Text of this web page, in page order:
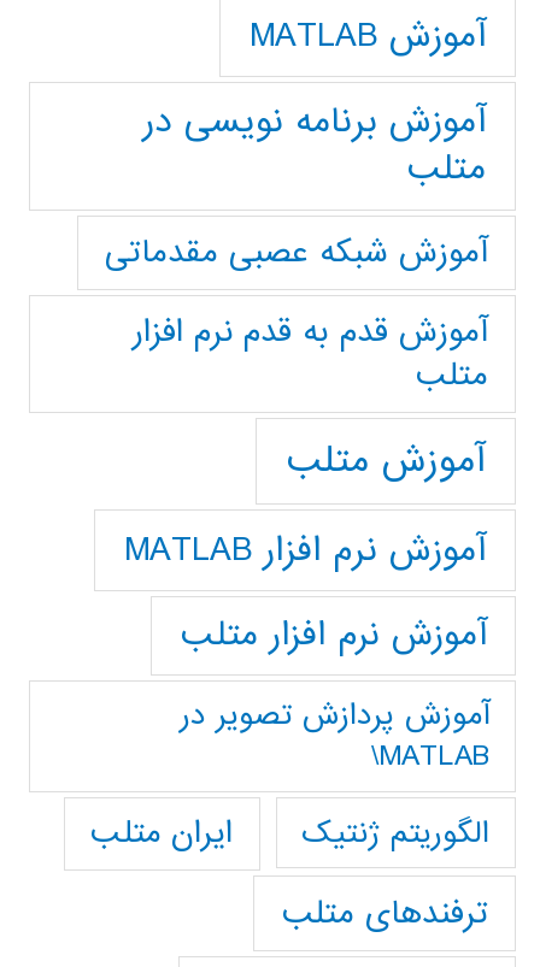
آموزش MATLAB
آموزش برنامه نویسی در
متلب
آموزش شبکه عصبی مقدماتی
آموزش قدم به قدم نرم افزار
متلب
آموزش متلب
آموزش نرم افزار MATLAB
آموزش نرم افزار متلب
آموزش پردازش تصوير در
MATLAB\
الگوریتم ژنتیک
ایران متلب
ترفندهای متلب